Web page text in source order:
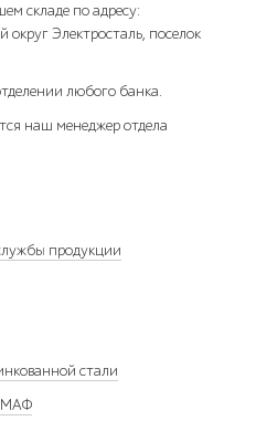
складе по адресу:
округ Электросталь, поселок
любого банка.
наш менеджер отдела
продукции
стали
МАФ